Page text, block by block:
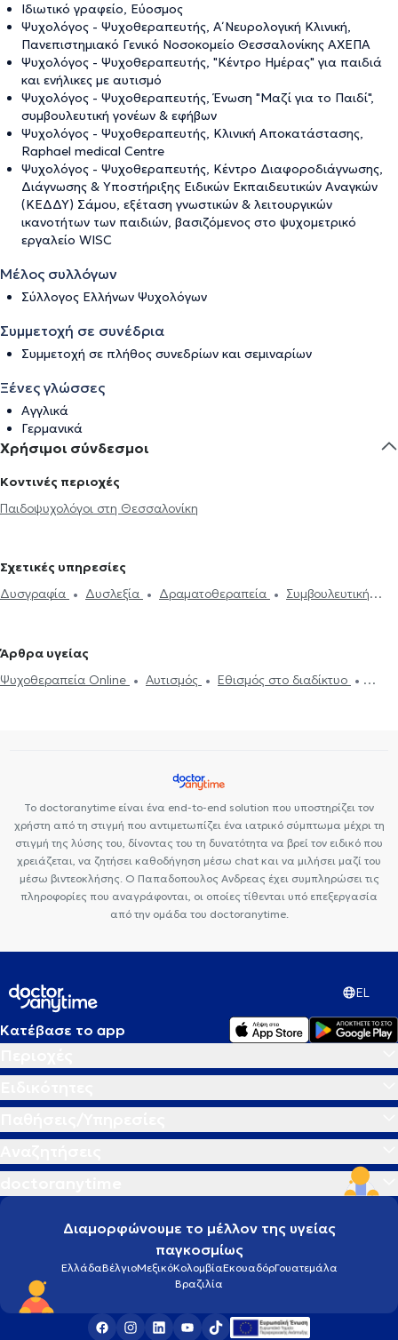
Ιδιωτικό γραφείο, Εύοσμος
Ψυχολόγος - Ψυχοθεραπευτής, Α΄ Νευρολογική Κλινική,
Πανεπιστημιακό Γενικό Νοσοκομείο Θεσσαλονίκης ΑΧΕΠΑ
Ψυχολόγος - Ψυχοθεραπευτής, "Κέντρο Ημέρας" για παιδιά
και ενήλικες με αυτισμό
Ψυχολόγος - Ψυχοθεραπευτής, Ένωση "Μαζί για το Παιδί",
συμβουλευτική γονέων & εφήβων
Ψυχολόγος - Ψυχοθεραπευτής, Κλινική Αποκατάστασης,
Raphael medical Centre
Ψυχολόγος - Ψυχοθεραπευτής, Κέντρο Διαφοροδιάγνωσης,
Διάγνωσης & Υποστήριξης Ειδικών Εκπαιδευτικών Αναγκών
(ΚΕΔΔΥ) Σάμου, εξέταση γνωστικών & λειτουργικών
ικανοτήτων των παιδιών, βασιζόμενος στο ψυχομετρικό
εργαλείο WISC
Μέλος συλλόγων
Σύλλογος Ελλήνων Ψυχολόγων
Συμμετοχή σε συνέδρια
Συμμετοχή σε πλήθος συνεδρίων και σεμιναρίων
Ξένες γλώσσες
Αγγλικά
Γερμανικά
Χρήσιμοι σύνδεσμοι
Κοντινές περιοχές
Παιδοψυχολόγοι στη Θεσσαλονίκη
Σχετικές υπηρεσίες
Δυσγραφία
Δυσλεξία Δραματοθεραπεία
Συμβουλευτική
Ψυχοθεραπεία Online
Άρθρα υγείας
Ψυχοθεραπεία Online
Αυτισμός
Εθισμός στο διαδίκτυο
Το doctoranytime είναι ένα end-to-end solution που υποστηρίζει τον
χρήστη από τη στιγμή που αντιμετωπίζει ένα ιατρικό σύμπτωμα μέχρι τη
στιγμή της λύσης του, δίνοντας του τη δυνατότητα να βρεί τον ειδικό που
χρειάζεται, να ζητήσει καθοδήγηση μέσω chat και να μιλήσει μαζί του
μέσω βιντεοκλήσης. Ο Παπαδοπουλος Ανδρεας έχει συμπληρώσει τις
πληροφορίες που αναγράφονται, οι οποίες τίθενται υπό επεξεργασία
από την ομάδα του doctoranytime.
EL
Κατέβασε το app
Διαμορφώνουμε το μέλλον της υγείας
παγκοσμίως
ΕλλάδαΒέλγιοΜεξικόΚολομβίαΕκουαδόρΓουατεμάλα
Βραζιλία